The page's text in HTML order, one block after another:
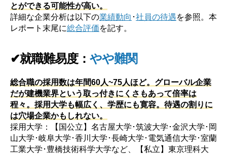
とができる可能性が高い。
詳細な企業分析は以下の業績動向 ･社員の待遇を参照。本
レポート末尾に総合評価を記す。
✔就職難易度：やや難関
総合職の採用数は年間60人~75人ほど。グローバル企業
だが建機業界という取っ付きにくさもあって倍率は
程々。採用大学も幅広く、学歴にも寛容。待遇の割りに
は穴場企業かもしれない。
採用大学：【国公立】名古屋大学･筑波大学･金沢大学･岡
山大学･岐阜大学･香川大学･長崎大学･電気通信大学･室蘭
工業大学･豊橋技術科学大学など、【私立】東京理科大